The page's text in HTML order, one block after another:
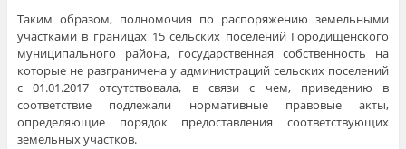
Таким образом, полномочия по распоряжению земельными
участками в границах 15 сельских поселений Городищенского
муниципального района, государственная собственность на
которые не разграничена у администраций сельских поселений
с 01.01.2017 отсутствовала, в связи с чем, приведению в
соответствие подлежали нормативные правовые акты,
определяющие порядок предоставления соответствующих
земельных участков.